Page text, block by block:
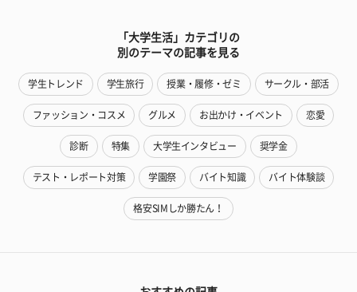
「大学生活」カテゴリの
別のテーマの記事を見る
学生トレンド 学生旅行 授業・履修・ゼミ サークル・部活
ファッション・コスメ グルメ お出かけ・イベント 恋愛
診断 特集 大学生インタビュー 奨学金
テスト・レポート対策 学園祭 バイト知識 バイト体験談
格安SIMしか勝たん！